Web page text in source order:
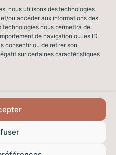
nous utilisons des technologies
ou accéder aux informations des
technologies nous permettra de
de navigation ou les ID
consentir ou de retirer son
sur certaines caractéristiques
NOS BIENS À VENDRE